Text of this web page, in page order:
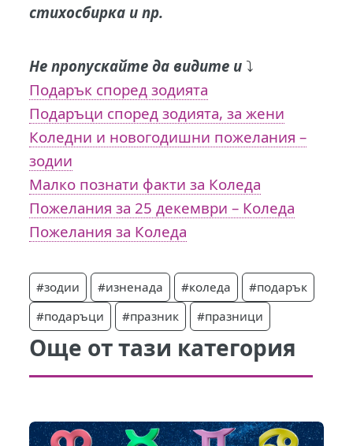
стихосбирка и пр.
Не пропускайте да видите и ⤵️
Подарък според зодията
Подаръци според зодията, за жени
Коледни и новогодишни пожелания –
зодии
Малко познати факти за Коледа
Пожелания за 25 декември – Коледа
Пожелания за Коледа
#зодии #изненада #коледа
#подарък
#подаръци
#празник #празници
Още от тази категория